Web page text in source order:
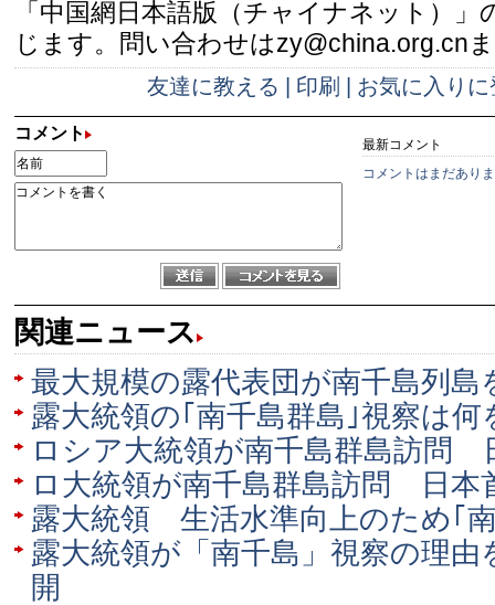
「中国網日本語版（チャイナネット）」
じます。問い合わせはzy@china.org.cn
友達に教える 印刷 お気に入りに
コメント
最新コメント
コメントはまだあり
関連ニュース
最大規模の露代表団が南千島列島
露大統領の｢南千島群島｣視察は
ロシア大統領が南千島群島訪問
ロ大統領が南千島群島訪問 日本
露大統領 生活水準向上のため｢
露大統領が「南千島」視察の理
開